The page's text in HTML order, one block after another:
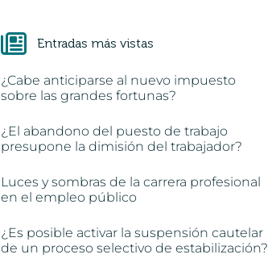
Entradas más vistas
¿Cabe anticiparse al nuevo impuesto
sobre las grandes fortunas?
¿El abandono del puesto de trabajo
presupone la dimisión del trabajador?
Luces y sombras de la carrera profesional
en el empleo público
¿Es posible activar la suspensión cautelar
de un proceso selectivo de estabilización?